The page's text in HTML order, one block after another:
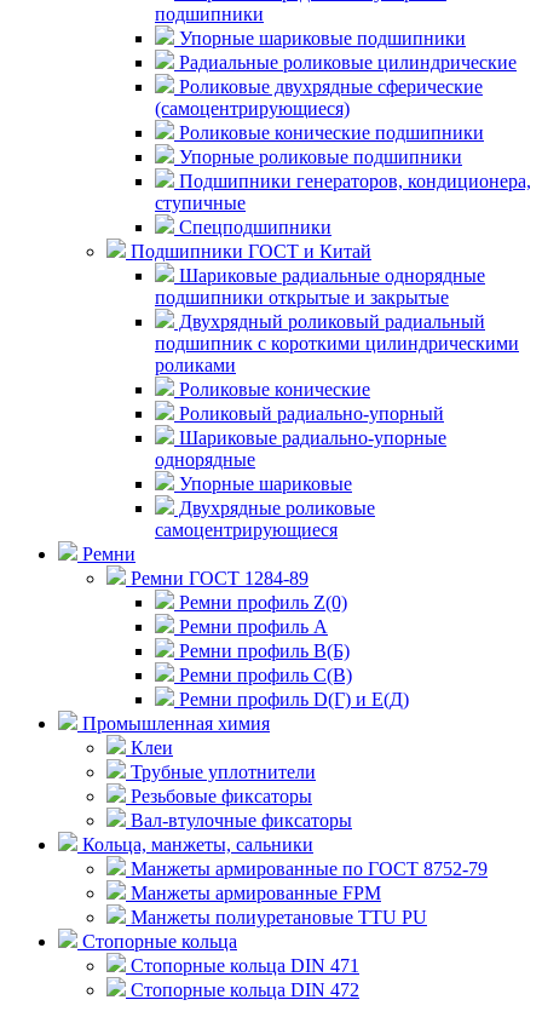
подшипники
Упорные шариковые подшипники
Радиальные роликовые цилиндрические
Роликовые двухрядные сферические
(самоцентрирующиеся)
Роликовые конические подшипники
Упорные роликовые подшипники
Подшипники генераторов, кондиционера,
ступичные
Спецподшипники
Подшипники ГОСТ и Китай
Шариковые радиальные однорядные
подшипники открытые и закрытые
Двухрядный роликовый радиальный
подшипник с короткими цилиндрическими
роликами
Роликовые конические
Роликовый радиально-упорный
Шариковые радиально-упорные
однорядные
Упорные шариковые
Двухрядные роликовые
самоцентрирующиеся
Ремни
Ремни ГОСТ 1284-89
Ремни профиль Z(0)
Ремни профиль А
Ремни профиль В(Б)
Ремни профиль С(В)
Ремни профиль D(Г) и E(Д)
Промышленная химия
Клеи
Трубные уплотнители
Резьбовые фиксаторы
Вал-втулочные фиксаторы
Кольца, манжеты, сальники
Манжеты армированные по ГОСТ 8752-79
Манжеты армированные FPM
Манжеты полиуретановые TTU PU
Стопорные кольца
Стопорные кольца DIN 471
Стопорные кольца DIN 472